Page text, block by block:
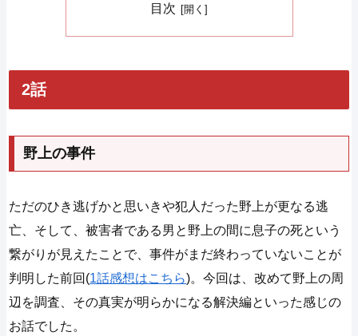
目次
2話
野上の事件
ただのひき逃げかと思いきや犯人だった野上が更なる逃
亡、そして、被害者である男と野上の間に息子の死という
繋がりが見えたことで、事件がまだ終わっていないことが
判明した前回(1話感想はこちら)。今回は、改めて野上の周
辺を調査、その真実が明らかになる解決編といった感じの
お話でした。